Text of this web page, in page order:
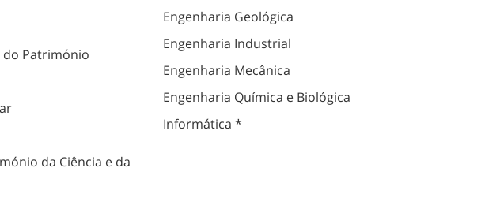
do Património
da Ciência e da
Engenharia Geológica
Engenharia Industrial
Engenharia Mecânica
Engenharia Química e Biológica
Informática *